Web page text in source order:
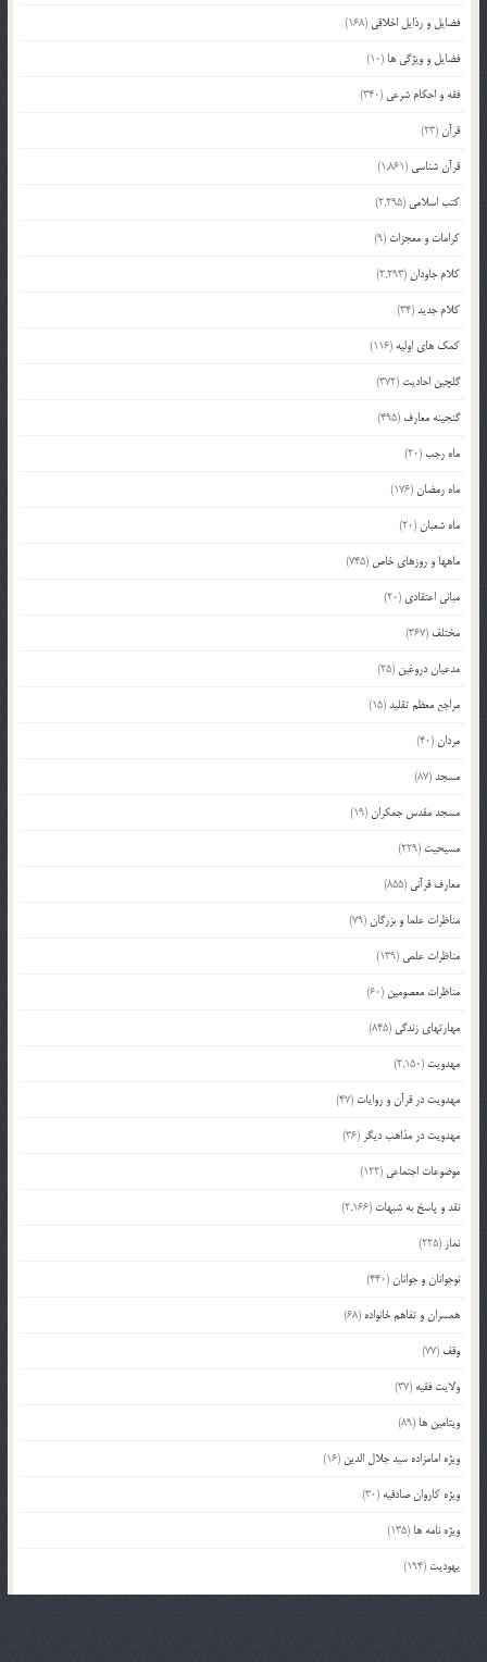
فضایل و رذایل اخلاقی (168)
فضایل و ویژگی ها (10)
فقه و احکام شرعی (340)
قرآن(23)
قرآن شناسی (1,861)
کتب اسلامی (2,295)
کرامات و معجزات (9)
کلام جاودان(2,293)
کلام جدید(34)
کمک های اولیه (116)
گلچین احادیث (372)
گنجینه معارف (495)
ماه رجب(20)
ماه رمضان(176)
ماه شعبان(20)
ماهها و روزهای خاص (745)
مبانی اعتقادی (20)
مختلف (367)
مدعیان دروغین (25)
مراجع معظم تقلید(15)
مردان(40)
مسجد(87)
مسجد مقدس جمکران(19)
مسیحیت (229)
معارف قرآنی (855)
مناظرات علما و بزرگان(79)
مناظرات علمی (139)
مناظرات معصومین (60)
مهارتهای زندگی (845)
مهدویت (2,150)
مهدویت در قرآن و روایات (47)
مهدویت در مذاهب دیگر (36)
موضوعات اجتماعی (122)
نقد و پاسخ به شبهات (2,166)
نماز (225)
نوجوانان و جوانان(440)
همسران و تفاهم خانواده (68)
وقف (77)
ولایت فقیه (37)
ویتامین ها (89)
ویژه امامزاده سید جلال الدین (16)
ویژه کاروان صادقیه (30)
ویژه نامه ها (135)
یهودیت (194)